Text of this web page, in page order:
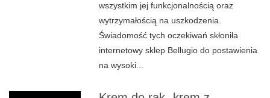
wszystkim jej funkcjonalnością oraz
wytrzymałością na uszkodzenia.
Świadomość tych oczekiwań skłoniła
internetowy sklep Bellugio do postawienia
na wysoki...